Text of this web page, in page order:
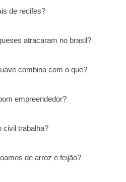
de recifes?
atracaram no brasil?
combina com o que?
empreendedor?
civil trabalha?
de arroz e feijão?